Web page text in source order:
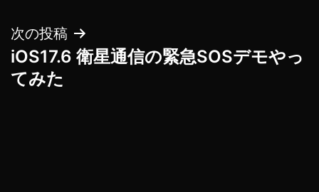
ビ
ゲ
次の投稿
iOS17.6 衛星通信の緊急SOSデモやっ
てみた